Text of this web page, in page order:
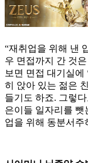
“재취업을 위해 낸
우 면접까지 간 것
보면 면접 대기실
히 앉아 있는 젊은
들기도 하죠. 그렇
은이들 일자리를 뺏
업을 위해 동분서주